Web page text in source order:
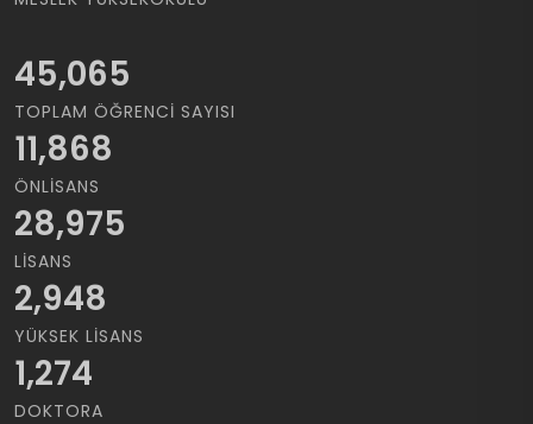
45,065
TOPLAM ÖĞRENCI SAYISI
11,868
ÖNLISANS
28,975
LISANS
2,948
YÜKSEK LISANS
1,274
DOKTORA